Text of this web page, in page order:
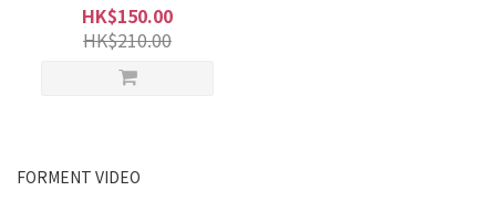
HK$150.00
HK$210.00
FORMENT VIDEO